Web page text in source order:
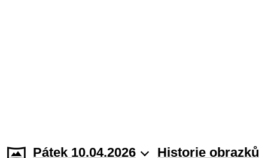
Pátek 10.04.2026 Historie obrazků